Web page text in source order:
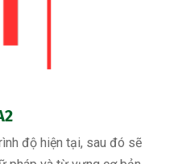
độ hiện tại, sau đó sẽ